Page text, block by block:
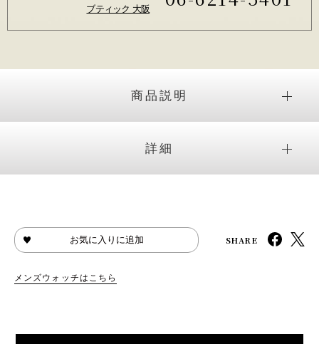
ブティック 大阪
商品説明
詳細
お気に入りに追加 SHARE
メンズウォッチはこちら